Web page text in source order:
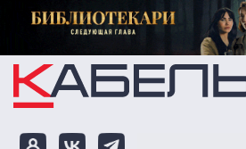
Перейти к основному содержанию